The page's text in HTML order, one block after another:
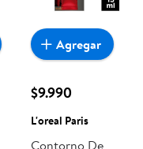
$9.990
L'oreal Paris
Contorno De
Agregar